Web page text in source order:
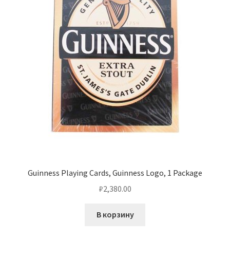
Guinness Playing Cards, Guinness Logo, 1 Package
₽2,380.00
В корзину